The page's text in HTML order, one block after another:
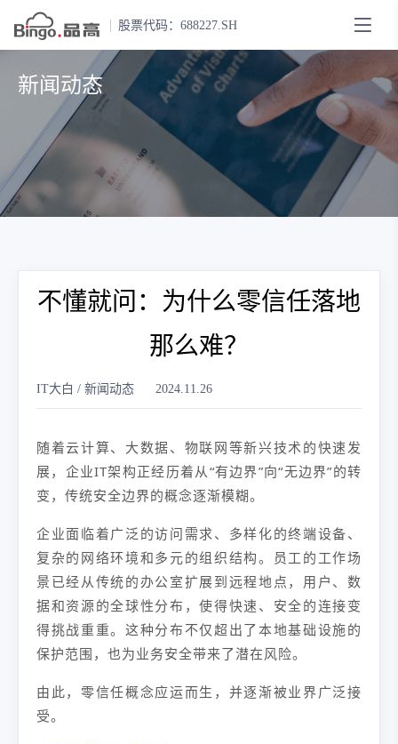
股票代码：688227.SH
新闻动态
不懂就问：为什么零信任落地
那么难？
IT大白 / 新闻动态 2024.11.26
随着云计算、大数据、物联网等新兴技术的快速发
展，企业IT架构正经历着从“有边界”向“无边界”的转
变，传统安全边界的概念逐渐模糊。
企业面临着广泛的访问需求、多样化的终端设备、
复杂的网络环境和多元的组织结构。员工的工作场
景已经从传统的办公室扩展到远程地点，用户、数
据和资源的全球性分布，使得快速、安全的连接变
得挑战重重。这种分布不仅超出了本地基础设施的
保护范围，也为业务安全带来了潜在风险。
由此，零信任概念应运而生，并逐渐被业界广泛接
受。